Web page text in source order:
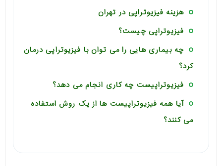
هزینه فیزیوتراپی در تهران
فیزیوتراپی چیست؟
چه بیماری هایی را می توان با فیزیوتراپی درمان
کرد؟
فیزیوتراپیست چه کاری انجام می دهد؟
آیا همه فیزیوتراپیست ها از یک روش استفاده
می کنند؟